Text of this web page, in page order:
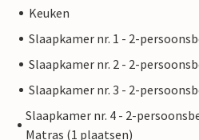
Keuken
Slaapkamer nr. 1 - 2-
Slaapkamer nr. 2 - 2-
Slaapkamer nr. 3 - 2-
Slaapkamer nr. 4 - 2-
Matras (1 plaatsen)